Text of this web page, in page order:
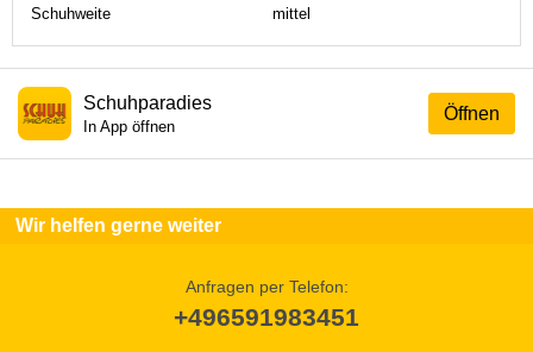
Schuhweite
mittel
Öffnen
Schuhparadies
In App öffnen
Wir helfen gerne weiter
Anfragen per Telefon:
+496591983451